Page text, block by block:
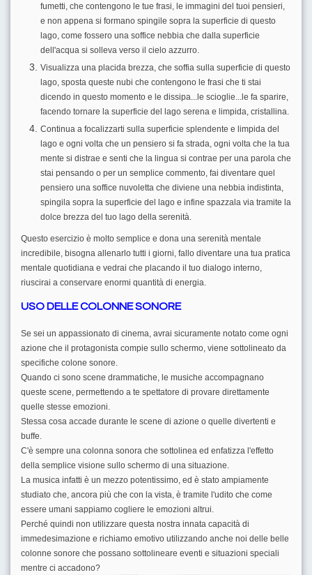
fumetti, che contengono le tue frasi, le immagini del tuoi pensieri,
e non appena si formano spingile sopra la superficie di questo
lago, come fossero una soffice nebbia che dalla superficie
dell'acqua si solleva verso il cielo azzurro.
Visualizza una placida brezza, che soffia sulla superficie di questo
lago, sposta queste nubi che contengono le frasi che ti stai
dicendo in questo momento e le dissipa...le scioglie...le fa sparire,
facendo tornare la superficie del lago serena e limpida, cristallina.
Continua a focalizzarti sulla superficie splendente e limpida del
lago e ogni volta che un pensiero si fa strada, ogni volta che la tua
mente si distrae e senti che la lingua si contrae per una parola che
stai pensando o per un semplice commento, fai diventare quel
pensiero una soffice nuvoletta che diviene una nebbia indistinta,
spingila sopra la superficie del lago e infine spazzala via tramite la
dolce brezza del tuo lago della serenità.
Questo esercizio è molto semplice e dona una serenità mentale
incredibile, bisogna allenarlo tutti i giorni, fallo diventare una tua pratica
mentale quotidiana e vedrai che placando il tuo dialogo interno,
riuscirai a conservare enormi quantità di energia.
USO DELLE COLONNE SONORE
Se sei un appassionato di cinema, avrai sicuramente notato come ogni
azione che il protagonista compie sullo schermo, viene sottolineato da
specifiche colone sonore.
Quando ci sono scene drammatiche, le musiche accompagnano
queste scene, permettendo a te spettatore di provare direttamente
quelle stesse emozioni.
Stessa cosa accade durante le scene di azione o quelle divertenti e
buffe.
C'è sempre una colonna sonora che sottolinea ed enfatizza l'effetto
della semplice visione sullo schermo di una situazione.
La musica infatti è un mezzo potentissimo, ed è stato ampiamente
studiato che, ancora più che con la vista, è tramite l'udito che come
essere umani sappiamo cogliere le emozioni altrui.
Perché quindi non utilizzare questa nostra innata capacità di
immedesimazione e richiamo emotivo utilizzando anche noi delle belle
colonne sonore che possano sottolineare eventi e situazioni speciali
mentre ci accadono?